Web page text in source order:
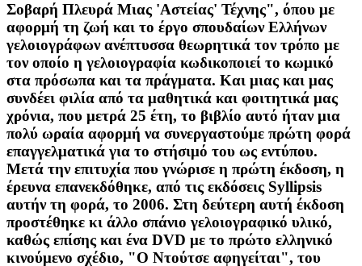
Σοβαρή Πλευρά Μιας 'Αστείας' Τέχνης", όπου με
αφορμή τη ζωή και το έργο σπουδαίων Ελλήνων
γελοιογράφων ανέπτυσσα θεωρητικά τον τρόπο με
τον οποίο η γελοιογραφία κωδικοποιεί το κωμικό
στα πρόσωπα και τα πράγματα. Και μιας και μας
συνδέει φιλία από τα μαθητικά και φοιτητικά μας
χρόνια, που μετρά 25 έτη, το βιβλίο αυτό ήταν μια
πολύ ωραία αφορμή να συνεργαστούμε πρώτη φορά
επαγγελματικά για το στήσιμό του ως εντύπου.
Μετά την επιτυχία που γνώρισε η πρώτη έκδοση, η
έρευνα επανεκδόθηκε, από τις εκδόσεις Syllipsis
αυτήν τη φορά, το 2006. Στη δεύτερη αυτή έκδοση
προστέθηκε κι άλλο σπάνιο γελοιογραφικό υλικό,
καθώς επίσης και ένα DVD με το πρώτο ελληνικό
κινούμενο σχέδιο, "Ο Ντούτσε αφηγείται", του